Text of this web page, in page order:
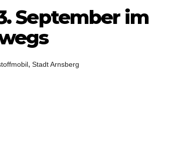
September im
, Stadt Arnsberg